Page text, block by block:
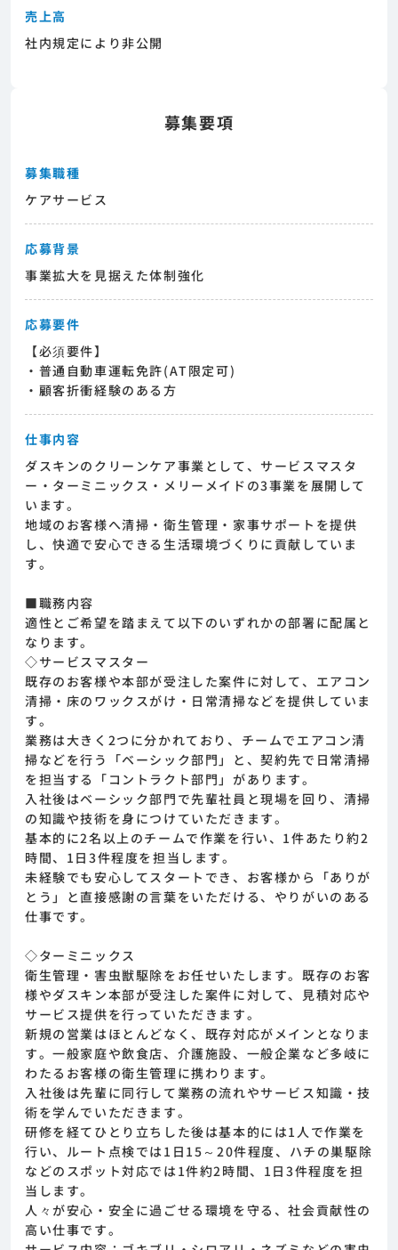
売上高
社内規定により非公開
募集要項
募集職種
ケアサービス
応募背景
事業拡大を見据えた体制強化
応募要件
【必須要件】
・普通自動車運転免許(AT限定可)
・顧客折衝経験のある方
仕事内容
ダスキンのクリーンケア事業として、サービスマスタ
ー・ターミニックス・メリーメイドの3事業を展開して
います。
地域のお客様へ清掃・衛生管理・家事サポートを提供
し、快適で安心できる生活環境づくりに貢献していま
す。
■職務内容
適性とご希望を踏まえて以下のいずれかの部署に配属と
なります。
◇サービスマスター
既存のお客様や本部が受注した案件に対して、エアコン
清掃・床のワックスがけ・日常清掃などを提供していま
す。
業務は大きく2つに分かれており、チームでエアコン清
掃などを行う「ベーシック部門」と、契約先で日常清掃
を担当する「コントラクト部門」があります。
入社後はベーシック部門で先輩社員と現場を回り、清掃
の知識や技術を身につけていただきます。
基本的に2名以上のチームで作業を行い、1件あたり約2
時間、1日3件程度を担当します。
未経験でも安心してスタートでき、お客様から「ありが
とう」と直接感謝の言葉をいただける、やりがいのある
仕事です。
◇ターミニックス
衛生管理・害虫獣駆除をお任せいたします。既存のお客
様やダスキン本部が受注した案件に対して、見積対応や
サービス提供を行っていただきます。
新規の営業はほとんどなく、既存対応がメインとなりま
す。一般家庭や飲食店、介護施設、一般企業など多岐に
わたるお客様の衛生管理に携わります。
入社後は先輩に同行して業務の流れやサービス知識・技
術を学んでいただきます。
研修を経てひとり立ちした後は基本的には1人で作業を
行い、ルート点検では1日15～20件程度、ハチの巣駆除
などのスポット対応では1件約2時間、1日3件程度を担
当します。
人々が安心・安全に過ごせる環境を守る、社会貢献性の
高い仕事です。